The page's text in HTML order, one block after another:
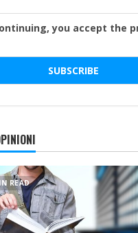
you accept the
READ